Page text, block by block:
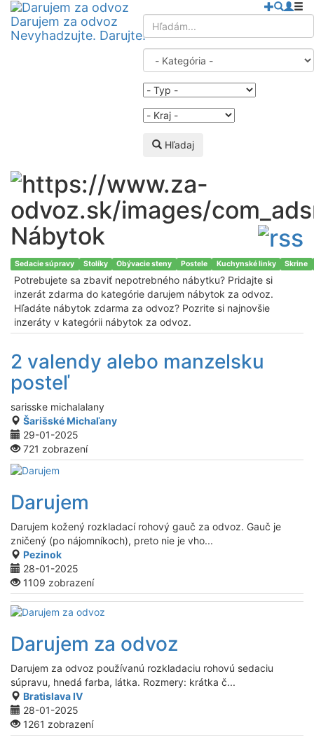
Darujem za odvoz
Nevyhadzujte. Darujte!
Hľadaj
Nábytok
Sedacie súpravy Stolíky Obývacie steny Postele Kuchynské linky Skrine
Potrebujete sa zbaviť nepotrebného nábytku? Pridajte si
inzerát zdarma do kategórie darujem nábytok za odvoz.
Hľadáte nábytok zdarma za odvoz? Pozrite si najnovšie
inzeráty v kategórii nábytok za odvoz.
2 valendy alebo manzelsku
posteľ
sarisske michalalany
Šarišské Michaľany
29-01-2025
721 zobrazení
Darujem
Darujem kožený rozkladací rohový gauč za odvoz. Gauč je
zničený (po nájomníkoch), preto nie je vho...
Pezinok
28-01-2025
1109 zobrazení
Darujem za odvoz
Darujem za odvoz používanú rozkladaciu rohovú sedaciu
súpravu, hnedá farba, látka. Rozmery: krátka č...
Bratislava IV
28-01-2025
1261 zobrazení